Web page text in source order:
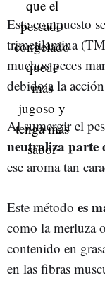
Este compuesto
trimetilamina
muchos peces
debido a la
Al sumergir el
neutraliza parte
ese aroma tan
Este método es
como la merluza
contenido en
en las fibras